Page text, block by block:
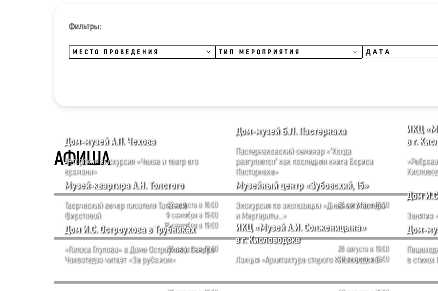
Фильтры:
МЕСТО ПРОВЕДЕНИЯ ТИП МЕРОПРИЯТИЯ
АФИША
22 августа в 16:00
9 сентября в 19:00
16 сентября в 19:00
Дом-музей А.П. Чехова
Авторская экскурсия «Чехов и театр его
времени»
23 августа в 16:00
Дом-музей Б.Л. Пастернака
Пастернаковский семинар «"Когда
разгуляется" как последняя книга Бориса
Пастернака»
ИКЦ
в г.
26 августа в 19:00
Музей-квартира А.Н. Толстого
Творческий вечер писателя Татьяной
Фирстовой
26 августа в 19:00
30 августа в 12:00
Музейный центр «Зубовский, 15»
Экскурсия по экспозиции «Дневник Мастера
и Маргариты...»
Дом
Занятие
Дом И.С. Остроухова в Трубниках
«Голоса Глупова» в Доме Остроухова. Сандро
Чакветадзе читает «За рубежом»
ИКЦ «Музей А.И. Солженицына»
в г. Кисловодске
Лекция «Архитектура старого Кисловодска»
Дом-
в стихах